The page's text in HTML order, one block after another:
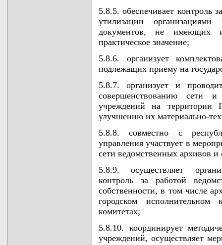
5.8.5. обеспечивает контроль
утилизации
документов, не имеющих
практическое значение;
5.8.6. организует
подлежащих приему на
5.8.7. организует и
совершенствованию сети и
учреждений на территории
улучшению их материально-
5.8.8. совместно с
управления участвует в
сети ведомственных архивов
5.8.9. осуществляет
контроль за работой
собственности, в том числе
городском
комитетах;
5.8.10. координирует
учреждений, осуществляет